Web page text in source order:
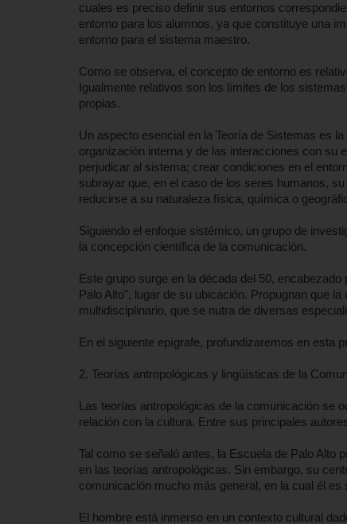
cuales es preciso definir sus entornos
entorno para los alumnos, ya que constituye una
entorno para el sistema maestro.
Como se observa, el concepto de entorno es
Igualmente relativos son los límites de los
propias.
Un aspecto esencial en la Teoría de Sistemas es
organización interna y de las interacciones con su
perjudicar al sistema; crear condiciones en el
subrayar que, en el caso de los seres humanos,
reducirse a su naturaleza física, química o
Siguiendo el enfoque sistémico, un grupo de
la concepción científica de la comunicación.
Este grupo surge en la década del 50,
Palo Alto", lugar de su ubicación. Propugnan que
multidisciplinario, que se nutra de diversas
En el siguiente epígrafe, profundizaremos en esta
2. Teorías antropológicas y lingüísticas de la
Las teorías antropológicas de la comunicación se
relación con la cultura. Entre sus principales
Tal como se señaló antes, la Escuela de Palo Alto
en las teorías antropológicas. Sin embargo, su
comunicación mucho más general, en la cual él
El hombre está inmerso en un contexto cultural